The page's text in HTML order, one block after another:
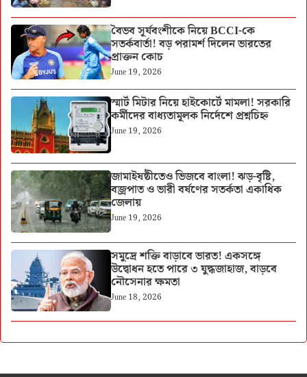
বৈভব সূর্যবংশীকে নিয়ে BCCI-কে
সতর্কবার্তা! বড় পরামর্শ দিলেন ভারতের
প্রাক্তন কোচ
June 19, 2026
স্মার্ট মিটার নিয়ে হাইকোর্টে মামলা! সরকারি
কর্মীদের বাধ্যতামূলক নির্দেশে প্রশ্নচিহ্ন
June 19, 2026
জামাইষষ্ঠীতেও ভিজবে বাংলা! ঝড়-বৃষ্টি,
বজ্রপাত ও ভারী বর্ষণের সতর্কতা একাধিক
জেলায়
June 19, 2026
সমুদ্রে শক্তি বাড়াবে ভারত! একসঙ্গে
উদ্বোধন হতে পারে ৩ যুদ্ধজাহাজ, বাড়বে
নৌসেনার ক্ষমতা
June 18, 2026